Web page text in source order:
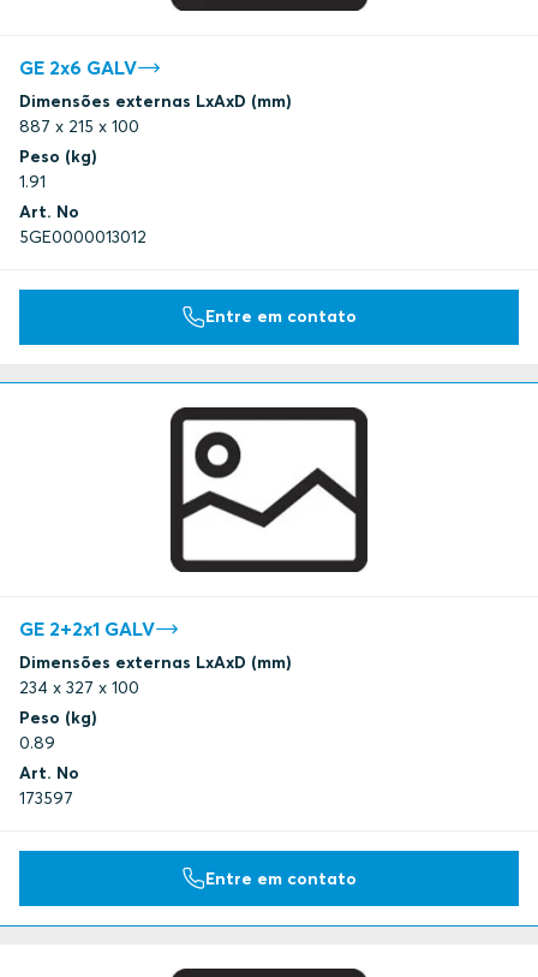
GE 2x6 GALV
Dimensões externas LxAxD (mm)
887 x 215 x 100
Peso (kg)
1.91
Art. No
5GE0000013012
Entre em contato
GE 2+2x1 GALV
Dimensões externas LxAxD (mm)
234 x 327 x 100
Peso (kg)
0.89
Art. No
173597
Entre em contato